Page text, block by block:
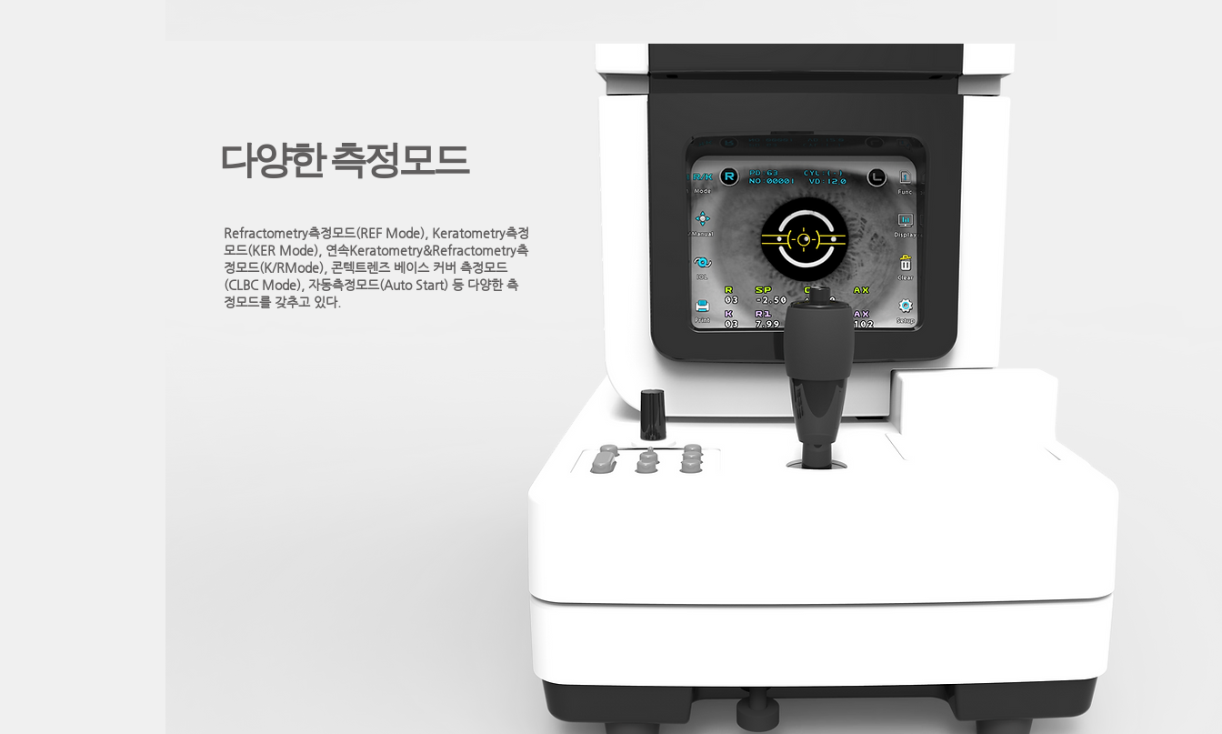
다양한 측정모드
Refractometry측정모드(REF Mode), Keratometry측정
모드(KER Mode), 연속Keratometry&Refractometry측
정모드(K/RMode), 콘텍트렌즈 베이스 커버 측정모드
(CLBC Mode), 자동측정모드(Auto Start) 등 다양한 측
정모드를 갖추고 있다.